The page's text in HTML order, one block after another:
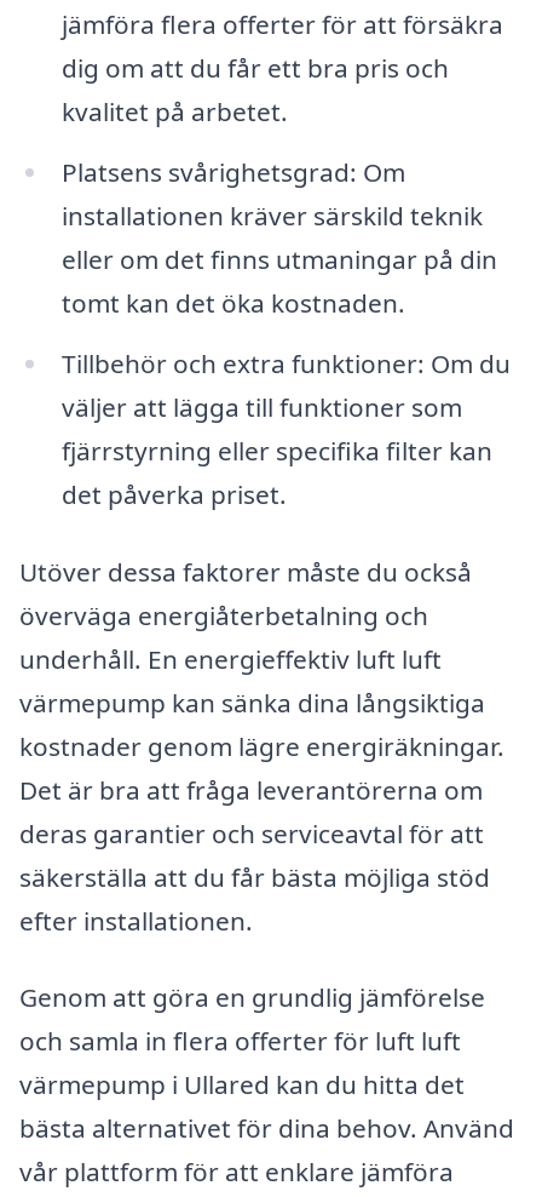
jämföra flera offerter för att försäkra
dig om att du får ett bra pris och
kvalitet på arbetet.
Platsens svårighetsgrad: Om
installationen kräver särskild teknik
eller om det finns utmaningar på din
tomt kan det öka kostnaden.
Tillbehör och extra funktioner: Om du
väljer att lägga till funktioner som
fjärrstyrning eller specifika filter kan
det påverka priset.
Utöver dessa faktorer måste du också
överväga energiåterbetalning och
underhåll. En energieffektiv luft luft
värmepump kan sänka dina långsiktiga
kostnader genom lägre energiräkningar.
Det är bra att fråga leverantörerna om
deras garantier och serviceavtal för att
säkerställa att du får bästa möjliga stöd
efter installationen.
Genom att göra en grundlig jämförelse
och samla in flera offerter för luft luft
värmepump i Ullared kan du hitta det
bästa alternativet för dina behov. Använd
vår plattform för att enklare jämföra